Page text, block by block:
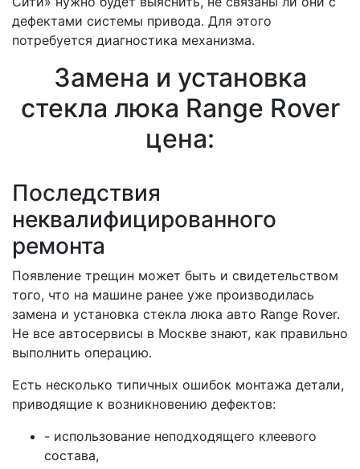
дефектами системы привода. Для этого
потребуется диагностика механизма.
Замена и установка
стекла люка Range Rover
цена:
Последствия
неквалифицированного
ремонта
Появление трещин может быть и свидетельством
того, что на машине ранее уже производилась
замена и установка стекла люка авто Range Rover.
Не все автосервисы в Москве знают, как правильно
выполнить операцию.
Есть несколько типичных ошибок монтажа детали,
приводящие к возникновению дефектов:
- использование неподходящего клеевого
состава,